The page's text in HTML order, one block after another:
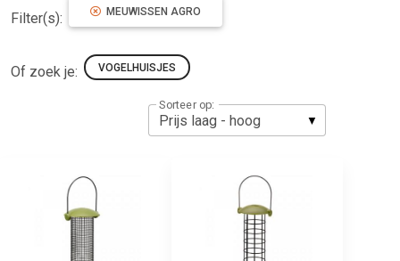
Filter(s): MEUWISSEN AGRO
Of zoek je: VOGELHUISJES
Sorteer op: